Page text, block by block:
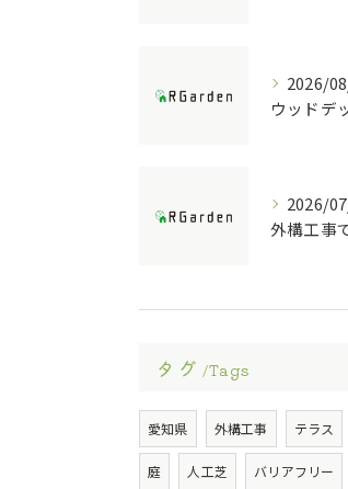
2026/
2026/
タグ Tags
愛知県 外構工事 テラス
庭 人工芝 バリアフリー